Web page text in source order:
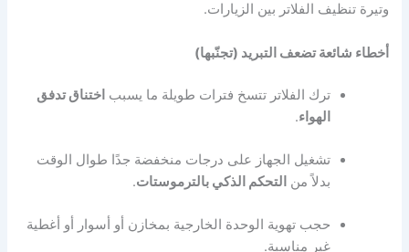
وتيرة تنظيف الفلاتر بين الزيارات.
أخطاء شائعة تضعف التبريد (تجنّبها)
ترك الفلاتر تتسخ فترات طويلة ما يسبب اختناق تدفق
الهواء.
تشغيل الجهاز على درجات منخفضة جدًا طوال الوقت
بدلاً من التحكم الذكي بالترموستات.
حجب تهوية الوحدة الخارجية بمخازن أو أسوار أو أغطية
غير مناسبة.